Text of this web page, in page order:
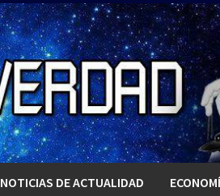
NOTICIAS DE ACTUALIDAD